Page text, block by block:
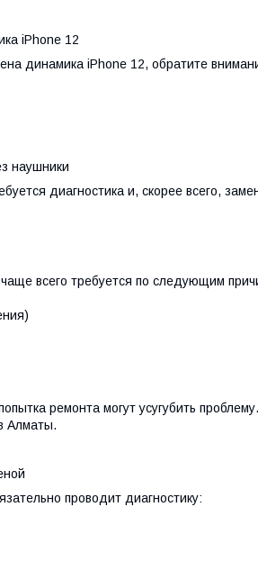
iPhone 12
динамика iPhone 12, обратите
наушники
диагностика и, скорее всего,
всего требуется по следующим
ремонта могут усугубить
Алматы.
проводит диагностику: